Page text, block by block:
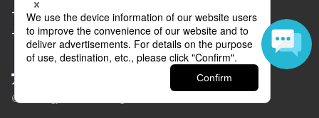
サイトのご利用について
サイトマップ
© Aica Kogyo Co., Ltd. all rights reserved.